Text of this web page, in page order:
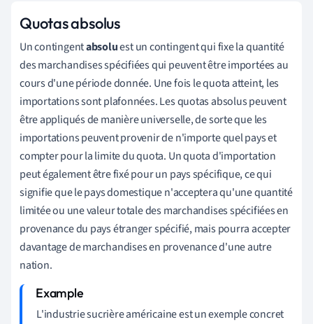
Quotas absolus
Un contingentabsoluest un contingent qui fixe la quantité
des marchandises spécifiées qui peuvent être importées au
cours d'une période donnée. Une fois le quota atteint, les
importations sont plafonnées. Les quotas absolus peuvent
être appliqués de manière universelle, de sorte que les
importations peuvent provenir de n'importe quel pays et
compter pour la limite du quota. Un quota d'importation
peut également être fixé pour un pays spécifique, ce qui
signifie que le pays domestique n'acceptera qu'une quantité
limitée ou une valeur totale des marchandises spécifiées en
provenance du pays étranger spécifié, mais pourra accepter
davantage de marchandises en provenance d'une autre
nation.
L'industrie sucrière américaine est un exemple concret